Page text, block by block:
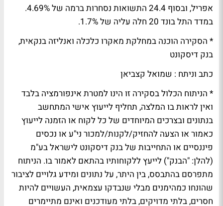
אפריל, ובסוף 24.4 התשואות נסחרות ברמה של 4.69%.
במדד התל בונד 20 חלה עליה של 1.7%.
* הסקירה הוכנה במחלקת מאקרו כלכלה ואנליזה בנקאית,
בנק דיסקונט
כתב וניתח : שמואל קצביאן
* הניתוח הכלול בסקירה זו הינו למטרת אינפורמציה בלבד
ואין לראות בו המלצה, תחליף לייעוץ אישי המתחשב
בנתונים ובצרכים המיוחדים של כל לקוח או הזמנה לייעוץ
כאמור או הצעה להחזיק/לקנות/למכור ני"ע או נכסים
פיננסיים או התחייבות של בנק דיסקונט לישראל בע"מ
(להלן: "הבנק") לייעץ ללקוחותיו בהתאם לאמור בו. הניתוח
מתפרסם בהתבסס, בין היתר, על נתונים ומידע גלויים לציבור
שהונחו כמהימנים מבלי שנבדקו עצמאית, העשויים להיות
חסרים, בלתי מדויקים, בלתי מעודכנים ואינם מתיימרים